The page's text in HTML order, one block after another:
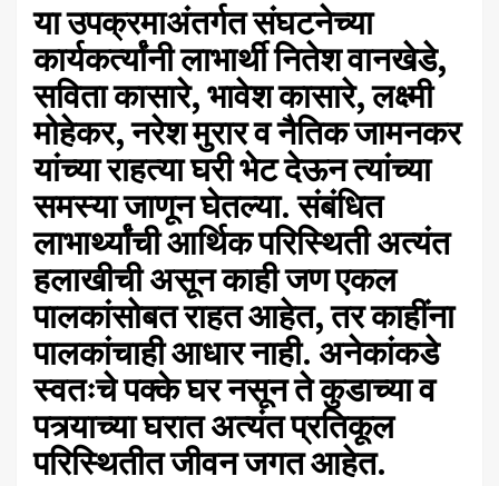
याउपक्रमाअंतर्गत संघटनेच्या
कार्यकर्त्यांनी लाभार्थी नितेश वानखेडे,
सविता कासारे, भावेश कासारे, लक्ष्मी
मोहेकर, नरेश मुरार व नैतिक जामनकर
यांच्या राहत्या घरी भेट देऊन त्यांच्या
समस्या जाणून घेतल्या. संबंधित
लाभार्थ्यांची आर्थिक परिस्थिती अत्यंत
हलाखीची असून काही जण एकल
पालकांसोबत राहत आहेत, तर काहींना
पालकांचाही आधार नाही. अनेकांकडे
स्वतःचे पक्के घर नसून ते कुडाच्या व
पत्र्याच्या घरात अत्यंत प्रतिकूल
परिस्थितीत जीवन जगत आहेत.